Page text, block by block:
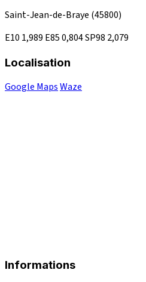
Saint-Jean-de-Braye (45800)
E10 1,989 E850,804SP98 2,079
Localisation
Google MapsWaze
Informations